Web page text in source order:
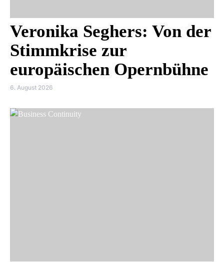
Veronika Seghers: Von der
Stimmkrise zur
europäischen Opernbühne
6. August 2026